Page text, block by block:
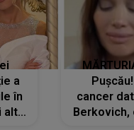
a
în
altă
cancer
Berkovich,